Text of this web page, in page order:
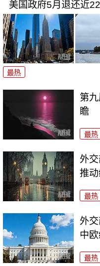
美国政府5月退还近
最热
第
瞻
最热
外
推
最热
外
中
最热